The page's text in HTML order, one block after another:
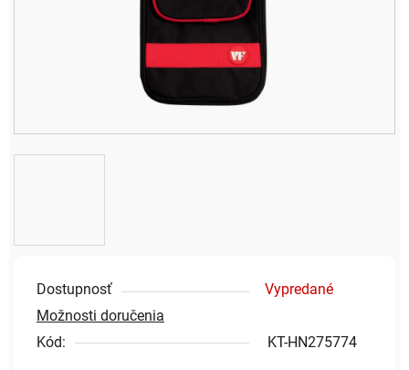
Dostupnosť
Vypredané
Možnosti doručenia
Kód:
KT-HN275774